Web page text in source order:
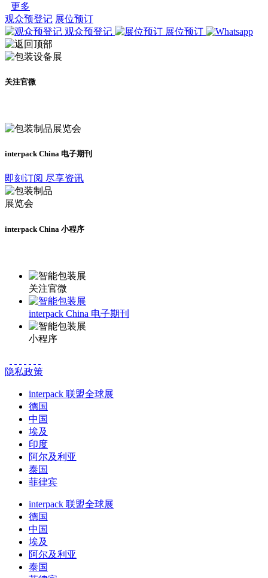
更多
观众预登记 展位预订
观众预登记
展位预订
关注官微
interpack China 电子期刊
即刻订阅 尽享资讯
interpack China 小程序
关注官微
interpack China 电子期刊
小程序
隐私政策
interpack 联盟全球展
德国
中国
埃及
印度
阿尔及利亚
泰国
菲律宾
interpack 联盟全球展
德国
中国
埃及
阿尔及利亚
泰国